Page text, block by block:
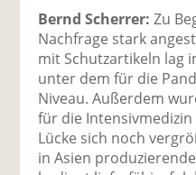
Bernd Scherrer: Zu
Nachfrage stark
mit Schutzartikeln lag
unter dem für die
Niveau. Außerdem
für die
Lücke sich noch
in Asien